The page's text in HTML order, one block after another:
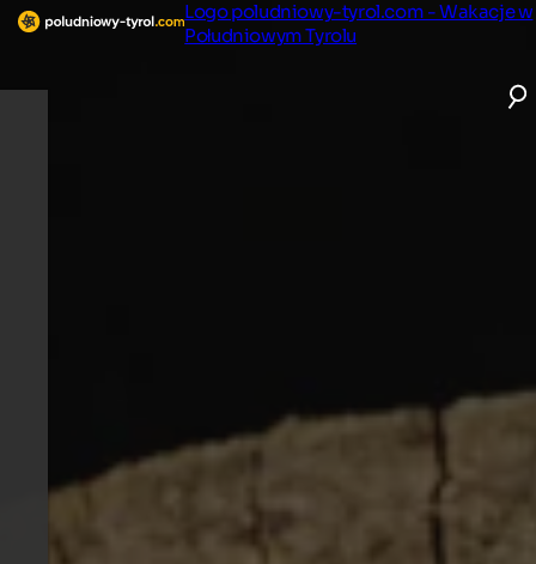
Logo poludniowy-tyrol.com - Wakacje w
Południowym Tyrolu